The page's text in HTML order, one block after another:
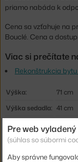
priamo nabáda k
Cena sa vzťahuje na
Bouclé. Cena a
Viac si prečítate
Rekonštrukcia
Výška:
71 cm
Výška sedadla: 41 cm
Hĺbka:
81 cm
Šírka:
70 cm
Podrúčky:
bez
Pre web
(súhlas so súbormi
Aby správne